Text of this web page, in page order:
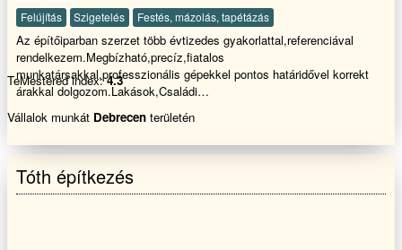
Felújítás Szigetelés Festés, mázolás, tapétázás
Az építőiparban szerzet több évtizedes gyakorlattal,referenciával
rendelkezem.Megbízható,precíz,fiatalos
munkatársakkal,professzionális gépekkel pontos határidővel korrekt
árakkal dolgozom.Lakások,Családi
szigetelését vállalom.Számlaképesen!!! Tevékenységi köreim: -Festés
(kül-és beltérben egyaránt)-Mázolás (fém,fa-felületek )-Lazúrozás-
Tapétázás-Stukkó ragasztás-Nyílás zárók csere utáni javítása-
Gipszkartonozás-Hőszigetelés-Airless festék szórás-Technikai
mázolások ipari közegben Akár alvállalkozóként is Ha az ajánlatommal
TeMestered index:4.3
Vállalok munkát Debrecen területén
Tóth építkezés